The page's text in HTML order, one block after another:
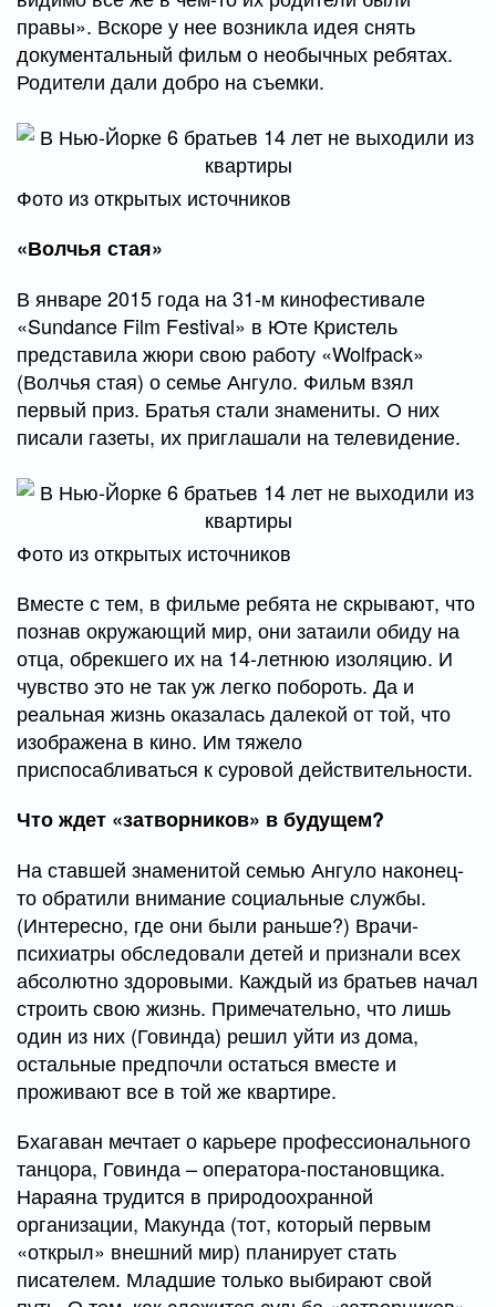
правы». Вскоре у нее возникла идея снять
документальный фильм о необычных ребятах.
Родители дали добро на съемки.
Фото из открытых источников
«Волчья стая»
В январе 2015 года на 31-м кинофестивале
«Sundance Film Festival» в Юте Кристель
представила жюри свою работу «Wolfpack»
(Волчья стая) о семье Ангуло. Фильм взял
первый приз. Братья стали знамениты. О них
писали газеты, их приглашали на телевидение.
Фото из открытых источников
Вместе с тем, в фильме ребята не скрывают, что
познав окружающий мир, они затаили обиду на
отца, обрекшего их на 14-летнюю изоляцию. И
чувство это не так уж легко побороть. Да и
реальная жизнь оказалась далекой от той, что
изображена в кино. Им тяжело
приспосабливаться к суровой действительности.
Что ждет «затворников» в будущем?
На ставшей знаменитой семью Ангуло наконец-
то обратили внимание социальные службы.
(Интересно, где они были раньше?) Врачи-
психиатры обследовали детей и признали всех
абсолютно здоровыми. Каждый из братьев начал
строить свою жизнь. Примечательно, что лишь
один из них (Говинда) решил уйти из дома,
остальные предпочли остаться вместе и
проживают все в той же квартире.
Бхагаван мечтает о карьере профессионального
танцора, Говинда – оператора-постановщика.
Нараяна трудится в природоохранной
организации, Макунда (тот, который первым
«открыл» внешний мир) планирует стать
писателем. Младшие только выбирают свой